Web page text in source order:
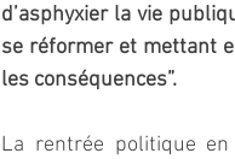
d’asphyxier la vie
se réformer et mettant
les conséquences”.
La rentrée politique